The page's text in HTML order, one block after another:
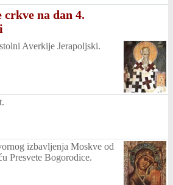
crkve na dan 4.
Averkije Jerapoljski.
izbavljenja Moskve od
Presvete Bogorodice.